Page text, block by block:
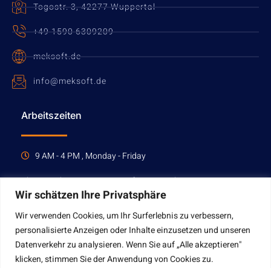
Wir schätzen Ihre Privatsphäre
Wir verwenden Cookies, um Ihr Surferlebnis zu verbessern,
personalisierte Anzeigen oder Inhalte einzusetzen und unseren
Datenverkehr zu analysieren. Wenn Sie auf „Alle akzeptieren"
klicken, stimmen Sie der Anwendung von Cookies zu.
Togostr. 3, 42277 Wuppertal
+49 1590 6309209
meksoft.de
info@meksoft.de
Arbeitszeiten
9 AM - 4 PM , Monday - Friday
Please make an appointment for a consultation.
MAKE AN APPOINTMENT